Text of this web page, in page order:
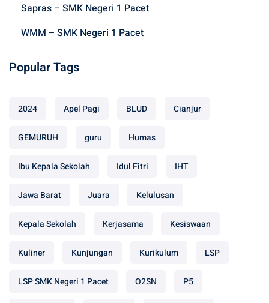
Sapras – SMK Negeri 1 Pacet
WMM – SMK Negeri 1 Pacet
Popular Tags
2024 Apel Pagi BLUD Cianjur
GEMURUH guru Humas
Ibu Kepala Sekolah Idul Fitri IHT
Jawa Barat Juara Kelulusan
Kepala Sekolah Kerjasama Kesiswaan
Kuliner Kunjungan Kurikulum LSP
LSP SMK Negeri 1 Pacet O2SN P5